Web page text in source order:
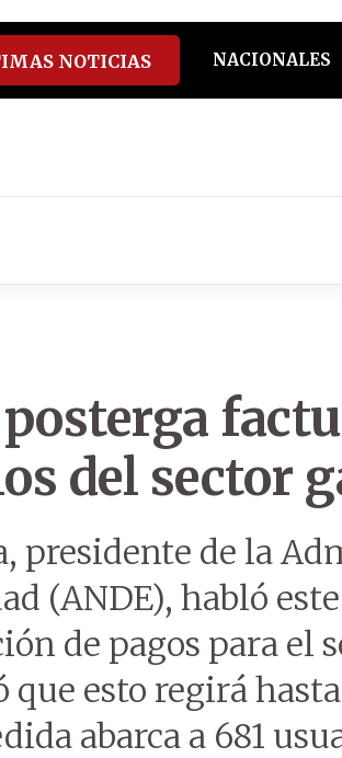
spotify
NOTICIAS NACIONALES
del sector
presidente de la
(ANDE), habló
de pagos para el
que esto regirá
abarca a 681